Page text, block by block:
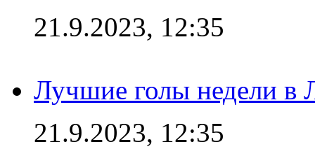
21.9.2023, 12:35
Лучшие голы недели в
21.9.2023, 12:35